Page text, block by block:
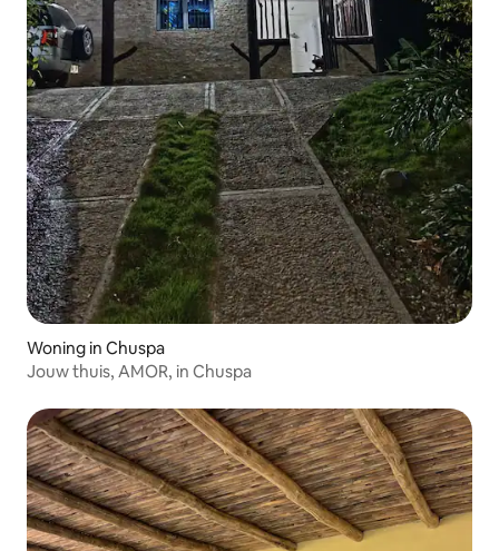
Woning in Chuspa
Jouw thuis, AMOR, in Chuspa